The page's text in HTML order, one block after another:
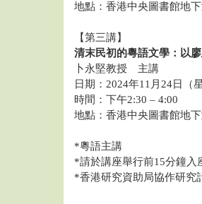
地點：香港中央圖書館地
【第三講】
清末民初的粵語文學：以
卜永堅教授 主講
日期：2024年11月24日（
時間：下午2:30 – 4:00
地點：香港中央圖書館地
*粵語主講
*請於講座舉行前15分鐘入
*香港研究資助局協作研究